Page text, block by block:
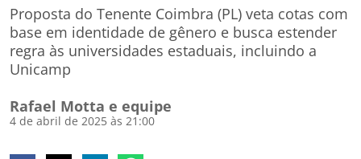
Proposta do Tenente Coimbra (PL) veta cotas com
base em identidade de gênero e busca estender
regra às universidades estaduais, incluindo a
Unicamp
Rafael Motta e equipe
4 de abril de 2025 às 21:00